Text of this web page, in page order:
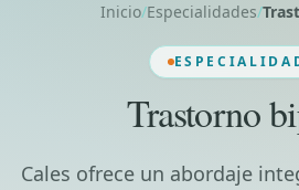
Inicio/Especialidades/
Trastorno
Cales ofrece un abordaje